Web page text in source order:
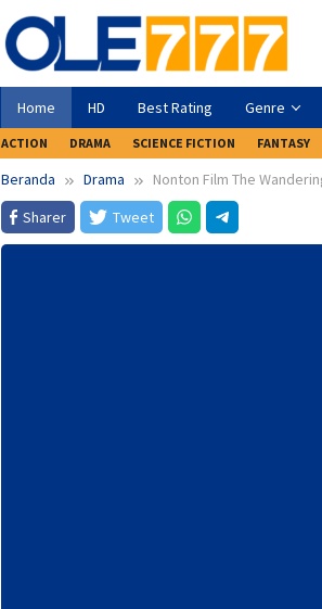
Home HD Best Rating Genre
ACTION DRAMA SCIENCE FICTION FANTASY
Beranda Drama
Nonton Film The
Sharer
Tweet